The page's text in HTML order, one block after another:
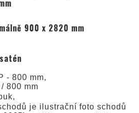
900 x 2820 mm
- 800 mm,
800 mm
je ilustrační foto schodů